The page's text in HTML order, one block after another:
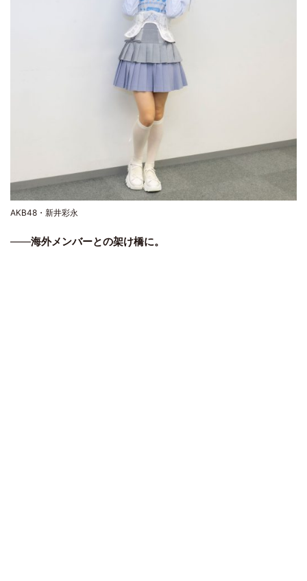
AKB48・新井彩永
――海外メンバーとの架け橋に。